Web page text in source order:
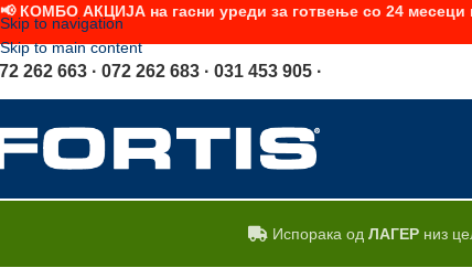
Skip to navigation
Skip to main content
262 663 · 072 262 683 · 031 453 905 ·
Испорака од ЛАГЕРниз
📢 КОМБО АКЦИЈА на гасни уреди за готвење со 24 месеци